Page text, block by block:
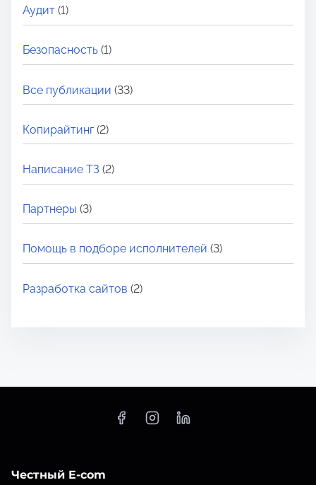
Аудит (1)
Безопасность (1)
Все публикации (33)
Копирайтинг(2)
Написание ТЗ (2)
Партнеры (3)
Помощь в подборе исполнителей (3)
Разработка сайтов (2)
Честный E-com